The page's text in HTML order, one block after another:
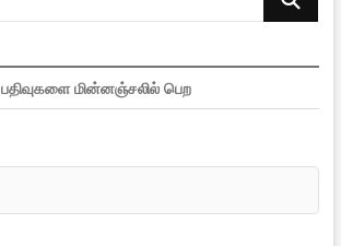
பதிவுகளை மின்னஞ்சலில் பெற